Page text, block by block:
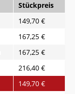
Stückpreis
149,70 €
167,25 €
167,25 €
216,40 €
149,70 €